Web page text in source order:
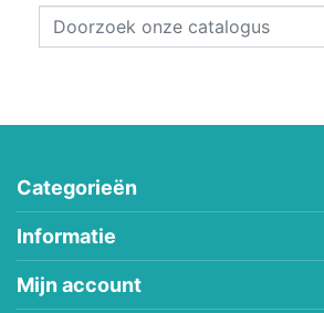
Categorieën
Informatie
Mijn account